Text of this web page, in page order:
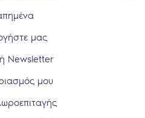
μας
Newsletter
μου